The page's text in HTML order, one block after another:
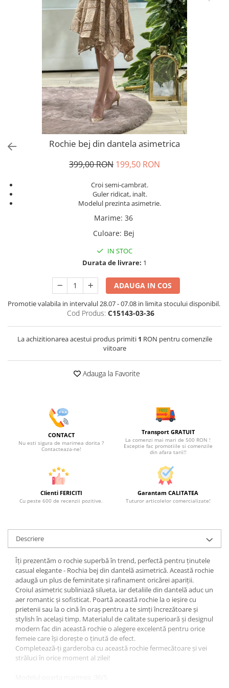
Rochii de eveniment
Rochie bej din dantela asimetrica
399,00 RON 199,50 RON
Croi semi-cambrat.
Guler ridicat, inalt.
Modelul prezinta asimetrie.
Marime: 36
Culoare: Bej
IN STOC
Durata de livrare: 1
ADAUGA IN COS
Promotie valabila in intervalul 28.07 - 07.08 in limita stocului disponibil.
Cod Produs: C15143-03-36
La achizitionarea acestui produs primiti 1 RON pentru comenzile
viitoare
Adauga la Favorite
CONTACT
Nu esti sigura de marimea dorita ?
Contacteaza-ne!
Transport GRATUIT
La comenzi mai mari de 500 RON !
Exceptie fac promotiile si comenzile
din afara tarii!!
Clienti FERICITI
Cu peste 600 de recenzii pozitive.
Garantam CALITATEA
Tuturor articolelor comercializate!
Descriere
Îți prezentăm o rochie superbă în trend, perfectă pentru ținutele
casual elegante - Rochia bej din dantelă asimetrică. Această rochie
adaugă un plus de feminitate și rafinament oricărei apariții.
Croiul asimetric subliniază silueta, iar detaliile din dantelă aduc un
aer romantic și sofisticat. Poartă această rochie la o ieșire cu
prietenii sau la o cină în oraș pentru a te simți încrezătoare și
stylish în același timp. Materialul de calitate superioară și designul
modern fac din această rochie o alegere excelentă pentru orice
femeie care își dorește o ținută de efect.
Completează-ți garderoba cu această rochie fermecătoare și vei
străluci în orice moment al zilei!